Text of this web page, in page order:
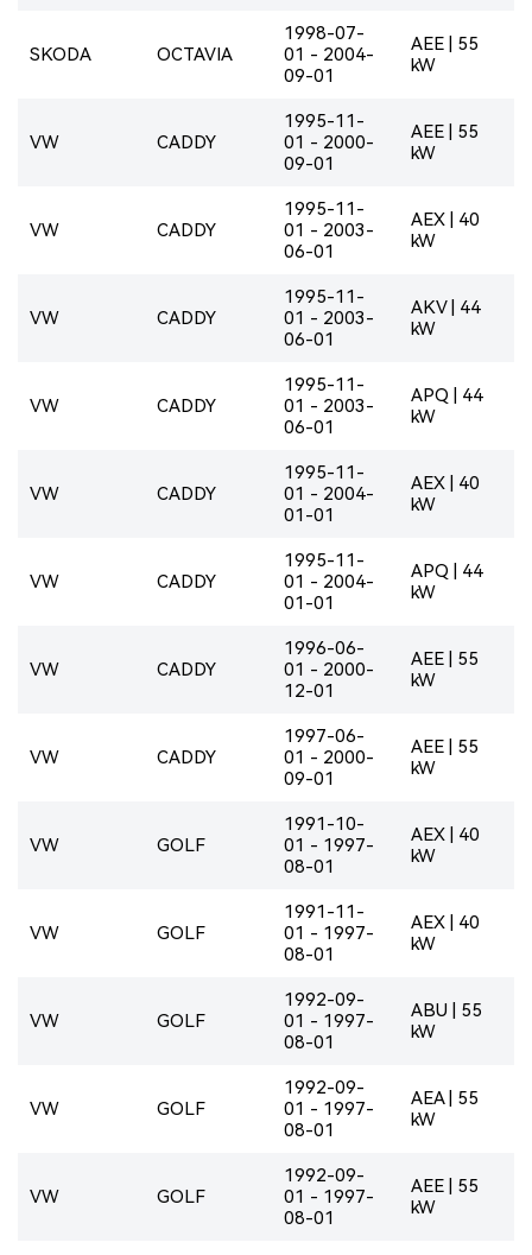
SKODA OCTAVIA
1998-07-
01 - 2004-
09-01
AEE | 55
kW
VW CADDY
1995-11-
01 - 2000-
09-01
AEE | 55
kW
VW CADDY
1995-11-
01 - 2003-
06-01
AEX | 40
kW
VW CADDY
1995-11-
01 - 2003-
06-01
AKV | 44
kW
VW CADDY
1995-11-
01 - 2003-
06-01
APQ | 44
kW
VW CADDY
1995-11-
01 - 2004-
01-01
AEX | 40
kW
VW CADDY
1995-11-
01 - 2004-
01-01
APQ | 44
kW
VW CADDY
1996-06-
01 - 2000-
12-01
AEE | 55
kW
VW CADDY
1997-06-
01 - 2000-
09-01
AEE | 55
kW
VW GOLF
1991-10-
01 - 1997-
08-01
AEX | 40
kW
VW GOLF
1991-11-
01 - 1997-
08-01
AEX | 40
kW
VW GOLF
1992-09-
01 - 1997-
08-01
ABU | 55
kW
VW GOLF
1992-09-
01 - 1997-
08-01
AEA | 55
kW
VW GOLF
1992-09-
01 - 1997-
08-01
AEE | 55
kW